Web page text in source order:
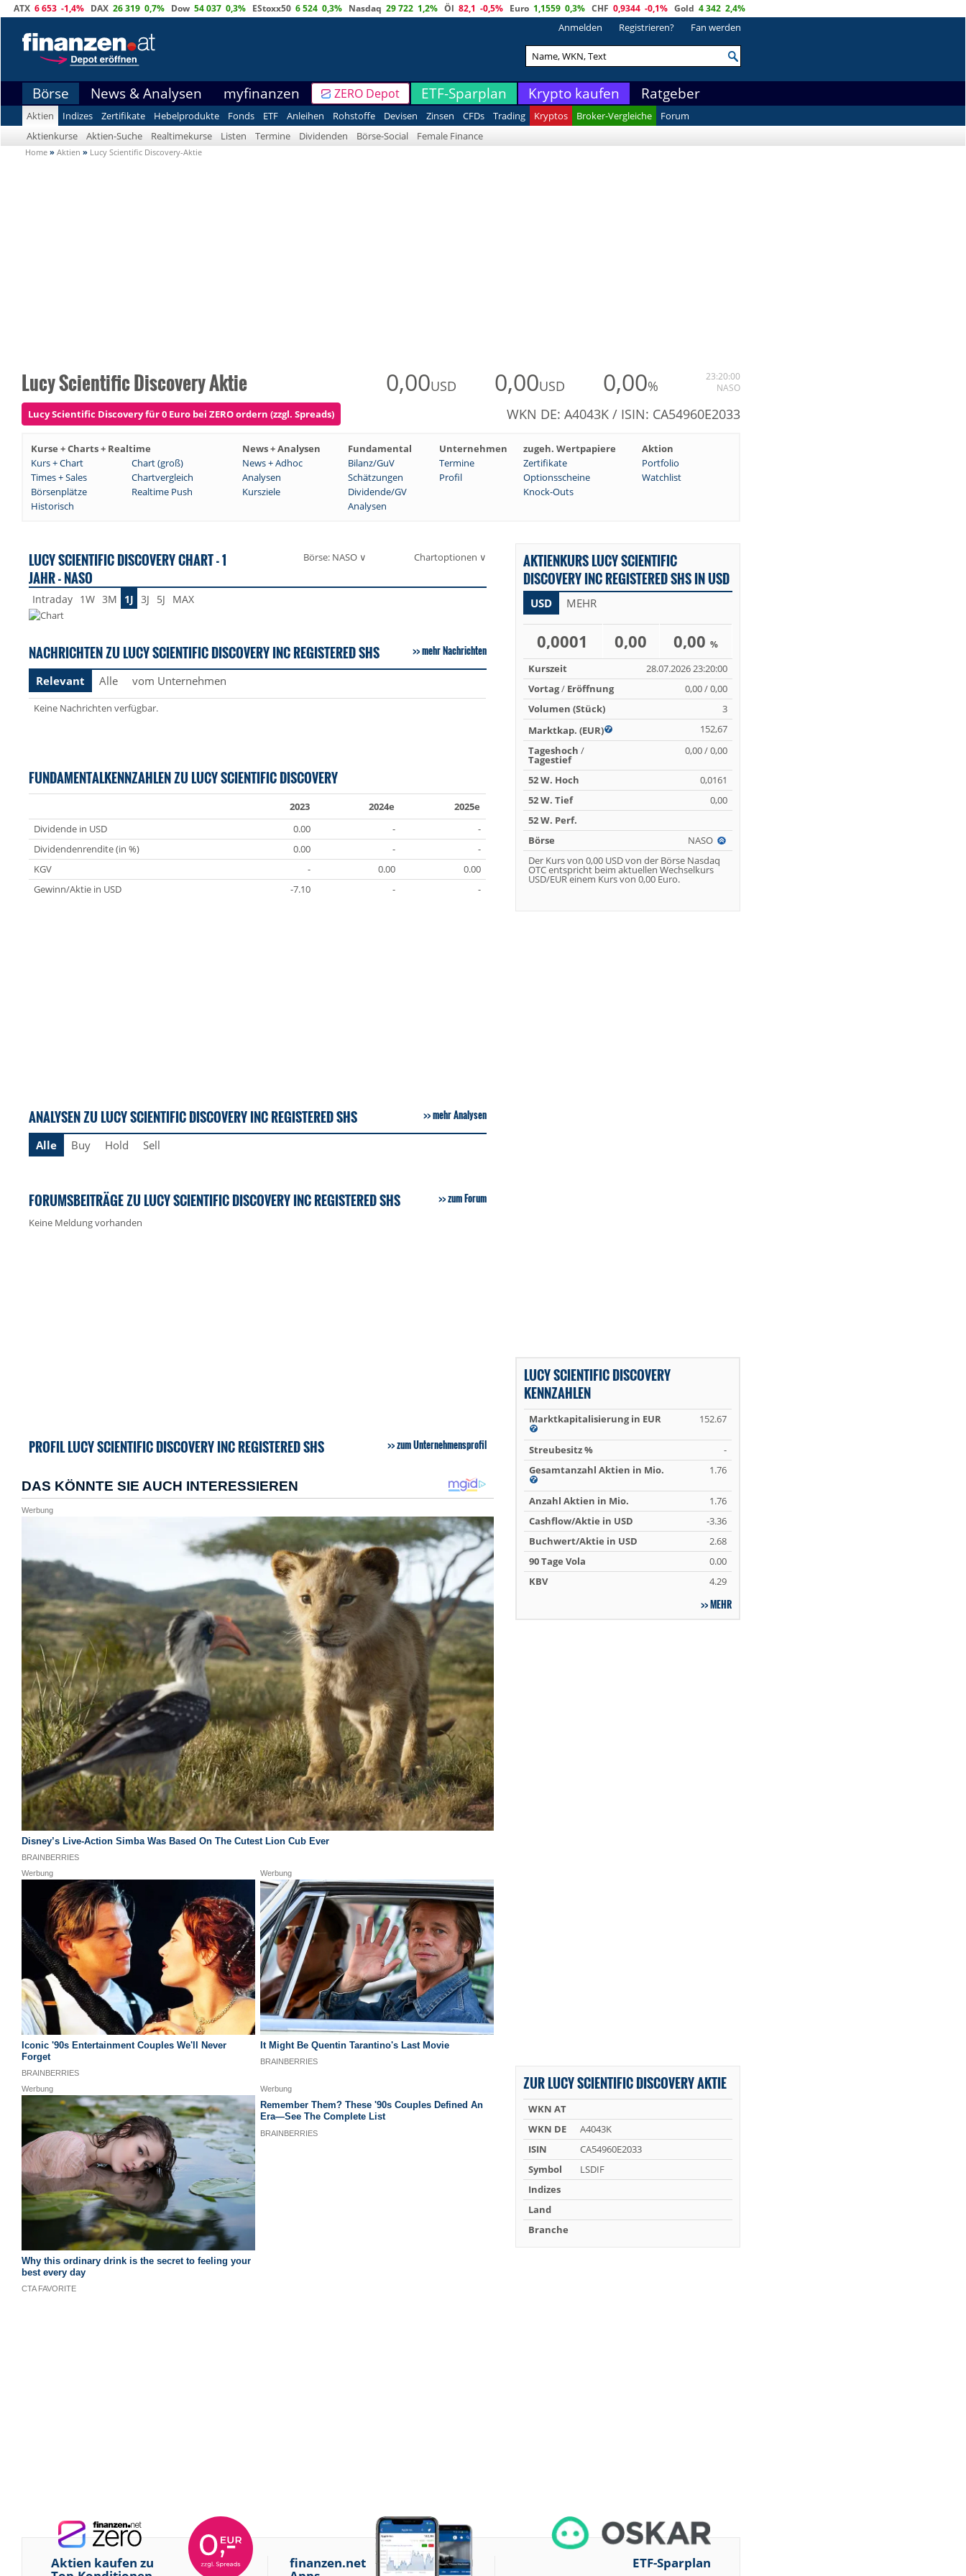
ATX 6 653 -1,4% DAX 26 319 0,7% Dow 54 037 0,3% EStoxx50 6 524 0,3% Nasdaq 29 722 1,2% Öl 82,1 -0,5% Euro 1,1559 0,3% CHF 0,9344 -0,1% Gold 4 342 2,4%
Anmelden Registrieren? Fan werden
Börse News & Analysen myfinanzen ZERO Depot ETF-Sparplan Krypto kaufen Ratgeber
Aktien Indizes Zertifikate Hebelprodukte Fonds ETF Anleihen Rohstoffe Devisen Zinsen CFDs Trading Kryptos Broker-Vergleiche
Forum
Aktienkurse
Aktien-Suche Realtimekurse Listen Termine Dividenden Börse-Social Female Finance
Home » Aktien » Lucy Scientific Discovery-Aktie
Lucy Scientific Discovery Aktie 0,00USD 0,00USD 0,00%
23:20:00
NASO
Lucy Scientific Discovery für 0 Euro bei ZERO ordern (zzgl. Spreads) WKN DE: A4043K / ISIN: CA54960E2033
Kurse + Charts + Realtime News + Analysen Fundamental Unternehmen zugeh. Wertpapiere
Aktion
Kurs + Chart
Chart (groß) News + Adhoc Bilanz/GuV Termine Zertifikate
Portfolio
Times + Sales
Chartvergleich Analysen Schätzungen Profil Optionsscheine
Watchlist
Börsenplätze
Realtime Push Kursziele Dividende/GV
Knock-Outs
Historisch
Analysen
LUCY SCIENTIFIC DISCOVERY CHART - 1
JAHR - NASO
Börse: NASO ∨ Chartoptionen ∨
Intraday 1W 3M 1J 3J 5J MAX
NACHRICHTEN ZU LUCY SCIENTIFIC DISCOVERY INC REGISTERED SHS mehr Nachrichten
Relevant Alle vom Unternehmen
Keine Nachrichten verfügbar.
FUNDAMENTALKENNZAHLEN ZU LUCY SCIENTIFIC DISCOVERY
2023 2024e
2025e
Dividende in USD
0.00 -
-
Dividendenrendite (in %)
0.00 -
-
KGV
- 0.00
0.00
Gewinn/Aktie in USD
-7.10 - -
ANALYSEN ZU LUCY SCIENTIFIC DISCOVERY INC REGISTERED SHS mehr Analysen
Alle Buy Hold Sell
FORUMSBEITRÄGE ZU LUCY SCIENTIFIC DISCOVERY INC REGISTERED SHS zum Forum
Keine Meldung vorhanden
PROFIL LUCY SCIENTIFIC DISCOVERY INC REGISTERED SHS zum Unternehmensprofil
AKTIENKURS LUCY SCIENTIFIC
DISCOVERY INC REGISTERED SHS IN USD
USD MEHR
0,0001 0,00 0,00 %
Kurszeit
28.07.2026 23:20:00
Vortag/ Eröffnung
0,00 / 0,00
Volumen (Stück)
3
Marktkap. (EUR)
152,67
Tageshoch /
Tagestief
0,00 / 0,00
52 W. Hoch
0,0161
52 W. Tief
0,00
52 W. Perf.
Börse
NASO
Der Kurs von 0,00 USD von der Börse Nasdaq
OTC entspricht beim aktuellen Wechselkurs
USD/EUR einem Kurs von 0,00 Euro.
LUCY SCIENTIFIC DISCOVERY
KENNZAHLEN
Marktkapitalisierung in EUR 152.67
Streubesitz %
-
Gesamtanzahl Aktien in Mio.
1.76
Anzahl Aktien in Mio.
1.76
Cashflow/Aktie in USD
-3.36
Buchwert/Aktie in USD
2.68
90 Tage Vola
0.00
KBV
4.29
MEHR
ZUR LUCY SCIENTIFIC DISCOVERY AKTIE
WKN AT
WKN DE
A4043K
ISIN
CA54960E2033
Symbol
LSDIF
Indizes
Land
Branche
Aktien kaufen zu finanzen.net ETF-Sparplan